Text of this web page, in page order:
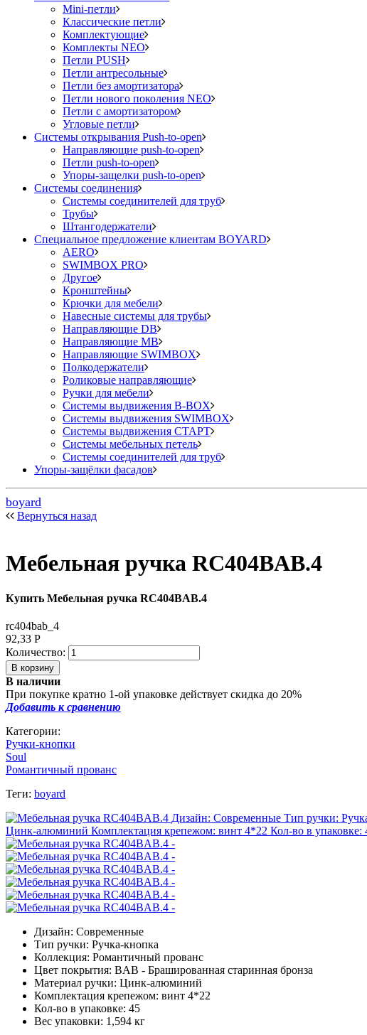
Mini-петли
Классические петли
Комплектующие
Комплекты NEO
Петли PUSH
Петли антресольные
Петли без амортизатора
Петли нового поколения NEO
Петли с амортизатором
Угловые петли
Системы открывания Push-to-open
Направляющие push-to-open
Петли push-to-open
Упоры-защелки push-to-open
Системы соединения
Системы соединителей для труб
Трубы
Штангодержатели
Специальное предложение клиентам BOYARD
AERO
SWIMBOX PRO
Другое
Кронштейны
Крючки для мебели
Навесные системы для трубы
Направляющие DB
Направляющие MB
Направляющие SWIMBOX
Полкодержатели
Роликовые направляющие
Ручки для мебели
Системы выдвижения B-BOX
Системы выдвижения SWIMBOX
Системы выдвижения СТАРТ
Системы мебельных петель
Системы соединителей для труб
Упоры-защёлки фасадов
boyard
Вернуться назад
Мебельная ручка RC404BAB.4
Купить Мебельная ручка RC404BAB.4
rc404bab_4
92,33 Р
Количество:
В наличии
При покупке кратно 1-ой упаковке действует скидка до 20%
Добавить к сравнению
Категории:
Ручки-кнопки
Soul
Романтичный прованс
Теги: boyard
Дизайн: Современные
Тип ручки: Ручка-кнопка
Коллекция: Романтичный прованс
Цвет покрытия: BAB - Брашированная старинная бронза
Материал ручки: Цинк-алюминий
Комплектация крепежом: винт 4*22
Кол-во в упаковке: 45
Вес упаковки: 1,594 кг